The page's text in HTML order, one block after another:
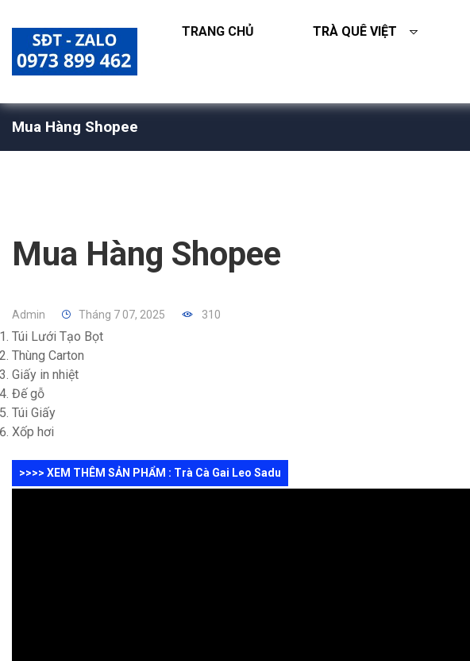
TRANG CHỦ TRÀ QUÊ VIỆT
Mua Hàng Shopee
Mua Hàng Shopee
Admin Tháng 7 07, 2025 310
Túi Lưới Tạo Bọt
Thùng Carton
Giấy in nhiệt
Đế gỗ
Túi Giấy
Xốp hơi
>>>> XEM THÊM SẢN PHẨM : Trà Cà Gai Leo Sadu